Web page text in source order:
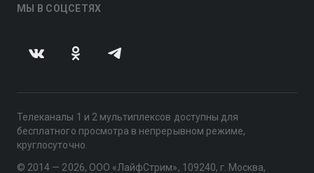
МЫ В СОЦСЕТЯХ
Телеканалы 1 и 2 мультиплексов доступны для
бесплатного просмотра в непрерывном режиме,
круглосуточно.
© 2014 — 2026, ООО «ЛайфСтрим», 109240, г. Москва,